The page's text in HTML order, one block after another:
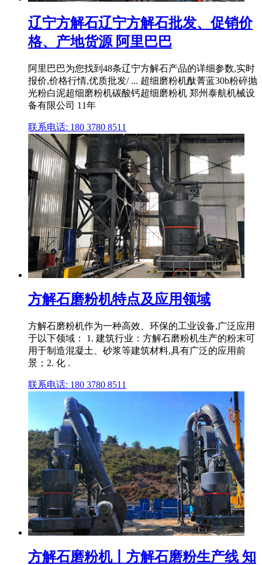
辽宁方解石辽宁方解石批发、促销价
格、产地货源 阿里巴巴
阿里巴巴为您找到48条辽宁方解石产品的详细参数,实时
报价,价格行情,优质批发/ ... 超细磨粉机酞菁蓝30b粉碎抛
光粉白泥超细磨粉机碳酸钙超细磨粉机 郑州泰航机械设
备有限公司 11年
联系电话: 180 3780 8511
方解石磨粉机特点及应用领域
方解石磨粉机作为一种高效、环保的工业设备,广泛应用
于以下领域： 1. 建筑行业：方解石磨粉机生产的粉末可
用于制造混凝土、砂浆等建筑材料,具有广泛的应用前
景；2. 化 .
联系电话: 180 3780 8511
方解石磨粉机丨方解石磨粉生产线 知